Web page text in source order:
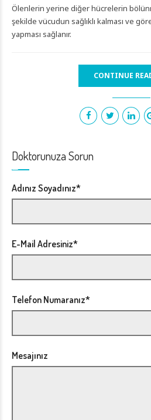
Ölenlerin yerine diğer hücrelerin
şekilde vücudun sağlıklı kalması ve
yapması sağlanır.
CONTINUE
Doktorunuza Sorun
Adınız Soyadınız*
E-Mail Adresiniz*
Telefon Numaranız*
Mesajınız